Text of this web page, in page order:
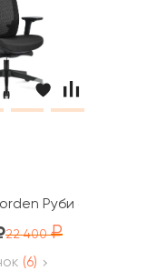
Руби блэк /
22 400
(6)